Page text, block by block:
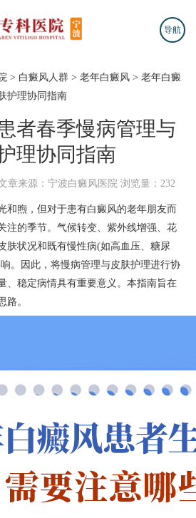
导航
> 白癜风人群 > 老年白癜风 > 老年白癜
护理协同指南
者春季慢病管理与
理协同指南
章来源：宁波白癜风医院 浏览量：232
煦，但对于患有白癜风的老年朋友而
注的季节。气候转变、紫外线增强、花
肤状况和既有慢性病(如高血压、糖尿
。因此，将慢病管理与皮肤护理进行协
、稳定病情具有重要意义。本指南旨在
路。